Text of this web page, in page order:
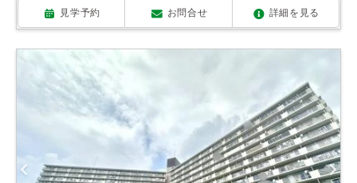
見学予約 お問合せ 詳細を見る